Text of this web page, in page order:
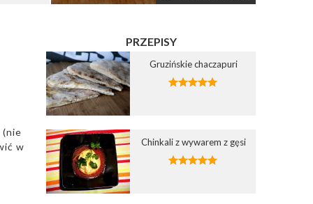
(nie
w
PRZEPISY
Gruzińskie chaczapuri
Chinkali z wywarem z gęsi